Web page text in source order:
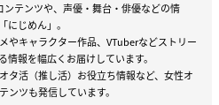
テンツや、声優・舞台・俳優などの情
にじめん」。
やキャラクター作品、VTuberなどストリー
報を幅広くお届けしています。
タ活（推し活）お役立ち情報など、女性オ
ンツも発信しています。